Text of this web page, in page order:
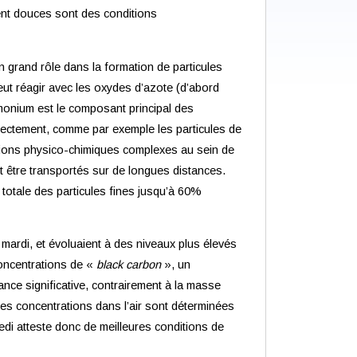
douces sont des conditions
grand rôle dans la formation de particules
réagir avec les oxydes d’azote (d’abord
est le composant principal des
comme par exemple les particules de
physico-chimiques complexes au sein de
être transportés sur de longues distances.
des particules fines jusqu’à 60%
et évoluaient à des niveaux plus élevés
de « black carbon», un
significative, contrairement à la masse
concentrations dans l’air sont déterminées
atteste donc de meilleures conditions de